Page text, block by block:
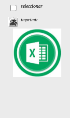
seleccionar
imprimir